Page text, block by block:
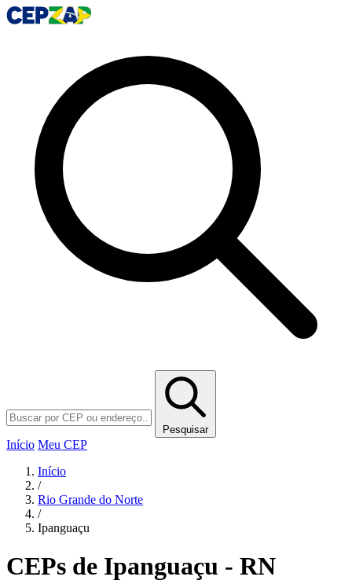
Pesquisar
Início Meu CEP
Início
/
Rio Grande do Norte
/
Ipanguaçu
CEPs de Ipanguaçu - RN